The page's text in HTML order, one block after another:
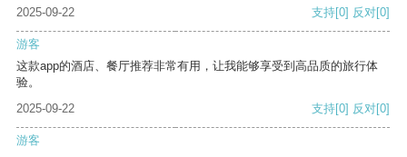
2025-09-22
支持[0] 反对[0]
游客
这款app的酒店、餐厅推荐非常有用，让我能够享受到高品质的旅行体
验。
2025-09-22
支持[0] 反对[0]
游客